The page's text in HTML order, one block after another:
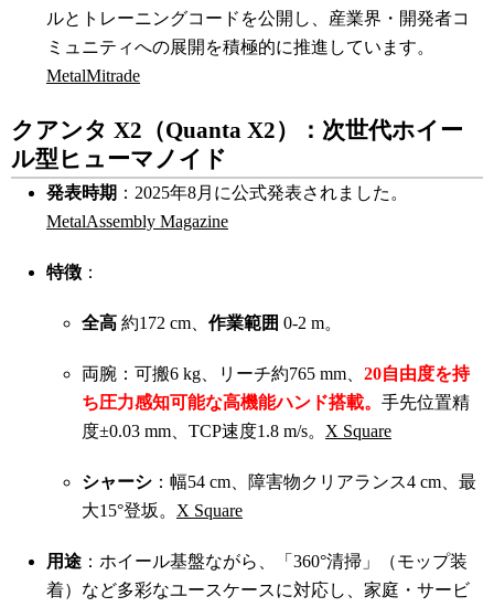
ルとトレーニングコードを公開し、産業界・開発者コ
ミュニティへの展開を積極的に推進しています。
MetalMitrade
クアンタ X2（Quanta X2）：次世代ホイー
ル型ヒューマノイド
発表時期 ：2025年8月に公式発表されました。
MetalAssembly Magazine
特徴 ：
全高 約172 cm、 作業範囲 0-2 m。
両腕：可搬6 kg、リーチ約765 mm、 20自由度を持
ち圧力感知可能な高機能ハンド搭載。 手先位置精
度±0.03 mm、TCP速度1.8 m/s。 X Square
シャーシ ：幅54 cm、障害物クリアランス4 cm、最
大15°登坂。 X Square
用途 ：ホイール基盤ながら、「360°清掃」（モップ装
着）など多彩なユースケースに対応し、家庭・サービ